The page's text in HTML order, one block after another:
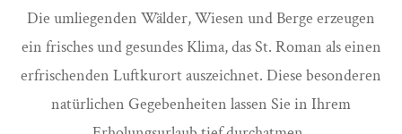
Die umliegenden Wälder, Wiesen und Berge erzeugen
ein frisches und gesundes Klima, das St. Roman als einen
erfrischenden Luftkurort auszeichnet. Diese besonderen
natürlichen Gegebenheiten lassen Sie in Ihrem